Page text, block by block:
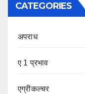
CATEGORIES
अपराध
ए 1 प्रभाव
एग्रीकल्चर